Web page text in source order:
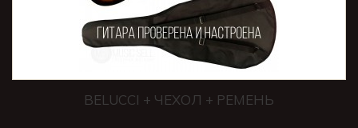
BELUCCI + ЧЕХОЛ + РЕМЕНЬ